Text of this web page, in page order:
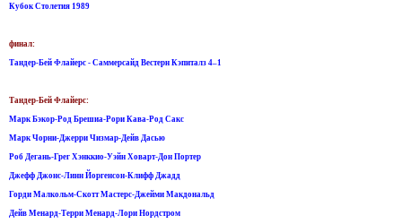
Кубок Столетия 1989
финал:
Тандер-Бей Флайерс - Саммерсайд Вестерн Кэпиталз 4–1
Тандер-Бей Флайерс:
Марк Бэкор-Род Брешиа-Рори Кава-Род Сакс
Марк Чорни-Джерри Чизмар-Дейв Дасью
Роб Дегань-Грег Хэнккио-Уэйн Ховарт-Дон Портер
Джефф Джонс-Линн Йоргенсон-Клифф Джадд
Горди Малкольм-Скотт Мастерс-Джейми Макдональд
Дейв Менард-Терри Менард-Лори Нордстром